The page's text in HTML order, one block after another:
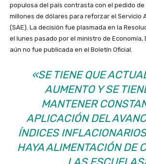
populosa del país contrasta con el pedido
millones de dólares para reforzar el Servicio
(SAE). La decisión fue plasmada en la
el lunes pasado por el ministro de Economía,
aún no fue publicada en el Boletín Oficial.
«SE TIENE QUE
AUMENTO Y SE
MANTENER
APLICACIÓN DEL
ÍNDICES
HAYA ALIMENTACIÓN DE